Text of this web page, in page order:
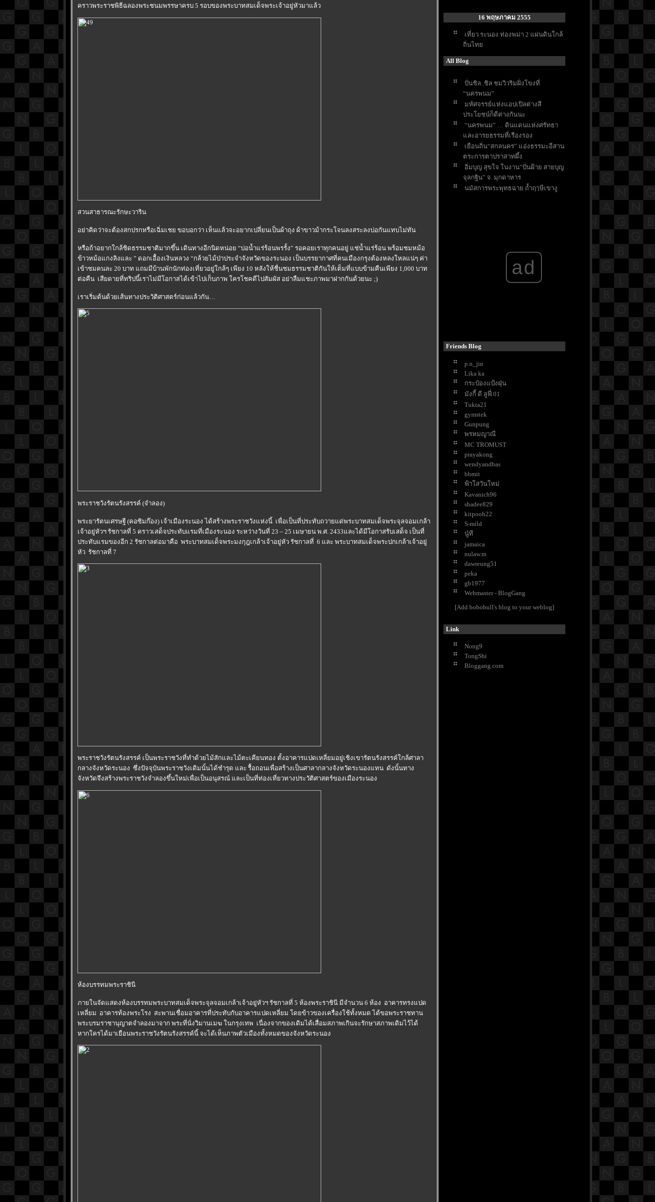
คราวพระราชพิธีฉลองพระชนมพรรษาครบ 5 รอบของพระบาทสมเด็จพระเจ้าอยู่หัวมาแล้ว
สวนสาธารณะรักษะวาริน
อย่าคิดว่าจะต้องสกปรกหรือเฉิ่มเชย ขอบอกว่า เห็นแล้วจะอยากเปลี่ยนเป็นผ้าถุง ผ้าขาวม้ากระโจนลงสระลงบ่อกันแทบไม่ทัน
หรือถ้าอยากใกล้ชิดธรรมชาติมากขึ้น เดินทางอีกนิดหน่อย “บ่อน้ำแร่ร้อนพรรั้ง” รอคอยเราทุกคนอยู่ แช่น้ำแร่ร้อน พร้อมชมหม้อ
ข้าวหม้อแกงลิงและ ” ดอกเอื้องเงินหลวง “กล้วยไม้ป่าประจำจังหวัดของระนอง เป็นบรรยากาศที่คนเมืองกรุงต้องหลงใหลแน่ๆ ค่า
เข้าชมคนละ 20 บาท แถมมีบ้านพักนักท่องเที่ยวอยู่ใกล้ๆ เพียง 10 หลังให้ชื่นชมธรรมชาติกันให้เต็มที่แบบข้ามคืนเพียง 1,000 บาท
ต่อคืน เสียดายที่ทริปนี้เราไม่มีโอกาสได้เข้าไปเก็บภาพ ใครโชคดีไปสัมผัส อย่าลืมแชะภาพมาฝากกันด้วยนะ ;)
เราเริ่มต้นด้วยเส้นทางประวัติศาสตร์ก่อนแล้วกัน
พระราชวังรัตนรังสรรค์ (จำลอง)
พระยารัตนเศรษฐี (คอซิมก๊อง) เจ้าเมืองระนอง ได้สร้างพระราชวังแห่งนี้ เพื่อเป็นที่ประทับถวายแด่พระบาทสมเด็จพระจุลจอมเกล้า
เจ้าอยู่หัวฯ รัชกาลที่ 5 คราวเสด็จประทับแรมที่เมืองระนอง ระหว่างวันที่ 23 – 25 เมษายน พ.ศ. 2433และได้มีโอกาสรับเสด็จ เป็นที่
ประทับแรมของอีก 2 รัชกาลต่อมาคือ พระบาทสมเด็จพระมงกุฎเกล้าเจ้าอยู่หัว รัชกาลที่ 6 และ พระบาทสมเด็จพระปกเกล้าเจ้าอยู่
หัว รัชกาลที่ 7
พระราชวังรัตนรังสรรค์ เป็นพระราชวังที่ทำด้วยไม้สักและไม้ตะเคียนทอง ตั้งอาคารแปดเหลี่ยมอยู่เชิงเขารัตนรังสรรค์ใกล้ศาลา
กลางจังหวัดระนอง ซึ่งปัจจุบันพระราชวังเดิมนั้นได้ชำรุด และ รื้อถอนเพื่อสร้างเป็นศาลากลางจังหวัดระนองแทน ดังนั้นทาง
จังหวัดจึงสร้างพระราชวังจำลองขึ้นใหม่เพื่อเป็นอนุสรณ์ และเป็นที่ท่องเที่ยวทางประวัติศาสตร์ของเมืองระนอง
ห้องบรรทมพระราชินี
ภายในจัดแสดงห้องบรรทมพระบาทสมเด็จพระจุลจอมเกล้าเจ้าอยู่หัวฯ รัชกาลที่ 5 ห้องพระราชินี มีจำนวน 6 ห้อง อาคารทรงแปด
เหลี่ยม อาคารท้องพระโรง สะพานเชื่อมอาคารที่ประทับกับอาคารแปดเหลี่ยม โดยข้าวของเครื่องใช้ทั้งหมด ได้ขอพระราชทาน
พระบรมราชานุญาตจำลองมาจาก พระที่นั่งวิมานเมฆ ในกรุงเทพ เนื่องจากของเดิมได้เสื่อมสภาพเกินจะรักษาสภาพเดิมไว้ได้
หากใครได้มาเยือนพระราชวังรัตนรังสรรค์นี้ จะได้เห็นภาพตัวเมืองทั้งหมดของจังหวัดระนอง
16 พฤษภาคม 2555
เที่ยว ระนอง ท่องพม่า 2 แผ่นดินใกล้
ถิ่นไท
All Blog
ปั่นชิล..ชิล ชมวิวริมฝั่งโขงที่
“นครพนม”
มหัศจรรย์แห่งแอปเปิลต่างสี
ประโยชน์ก็ดีต่างกันนะ
“นครพนม” … ดินแดนแห่งศรัทธา
ละอารยธรรมที่เรืองรอง
เยือนถิ่น“สกลนคร” แอ่งธรรมะอีสาน
ตระการตาปราสาทผึ้ง
อิ่มบุญ สุขใจ ในงาน”ปั่นฝ้าย สายบุญ
จุลกฐิน” จ. มุกดาหาร
นมัสการพระพุทธฉาย ถ้ำฤๅษีเขางู
พระอาทิตย์ มะตะบะ-ก๋วยเตี๋ยวเนื้อ-เบ
เที่ยวตลาดบ้านใหม่ เพลินช้อป เพลิน
น่าน
ประวัติศาสตร์ยาวนาน
ขมิ้นชัน กับสรรพคุณด้านงานบ้านที่
คุณอาจไม่เคยรู้ !
ต้นกุหลาบ สัญลักษณ์แห่งความรัก
ปลูกไว้ประดับสวน
มาทำความรู้จักกับหลอดไฟและการ
ช้งานกันดีกว่า
คำบอกรัก 25 ภาษา สื่อความในใจใน
7 ไอเดียเก็บเครื่องปรุง แบบประหยัด
พื้นที่
10 ขนมหวานยอดนิยม สำหรับคู่รัก
นวันวาเลนไทน์
10 เรื่องที่บริษัทนายหน้าแนะให้ทำ
ก่อนประกาศขายบ้าน
7 เคล็ดลับรักษาพรมให้สวย สะอาด
น่าใช้
เย้ายวนกวนอารมณ์หนุ่มด้วยกลิ่น
หอม
วิธีเลือกแก้วไวน์ ให้ได้คุณภาพ
กำจัดคราบสนิมเกาะแน่นอย่างง่าย ๆ
ด้วย มันฝรั่ง
DIY ย้อมสีดอกกุหลาบ ต้อนรับ
วาเลนไทน์
เกร็ดน่ารู้ ว่าด้วยเรื่องของ..บ่อปลา
คาร์พ
ณ ดอยอ่างขาง ดอกนางพญาเสือ
ad
Friends Blog
p.n_jin
Lika ka
กระป๋องแป้งฝุ่น
มังกี้ ดี ลูฟี่ 01
Tukta21
gymstek
Gunpung
พรหมญาณี
MC TROMUST
prayakong
wendyandbas
bbmit
ฟ้าใสวันใหม่
Kavanich96
shadee829
kitpooh22
S-mild
นู๋ที
jamaica
nulaw.m
dawreung51
peka
gb1977
Webmaster - BlogGang
[Add bobobull's blog to your weblog]
Link
Nong9
TongShi
Bloggang.com